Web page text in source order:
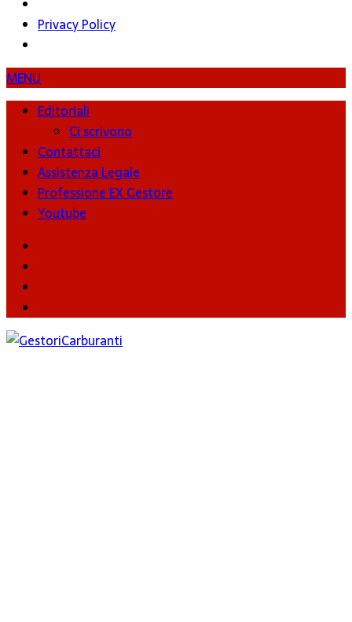
Privacy Policy
MENU
Editoriali
Ci scrivono
Contattaci
Assistenza Legale
Professione EX Gestore
Youtube